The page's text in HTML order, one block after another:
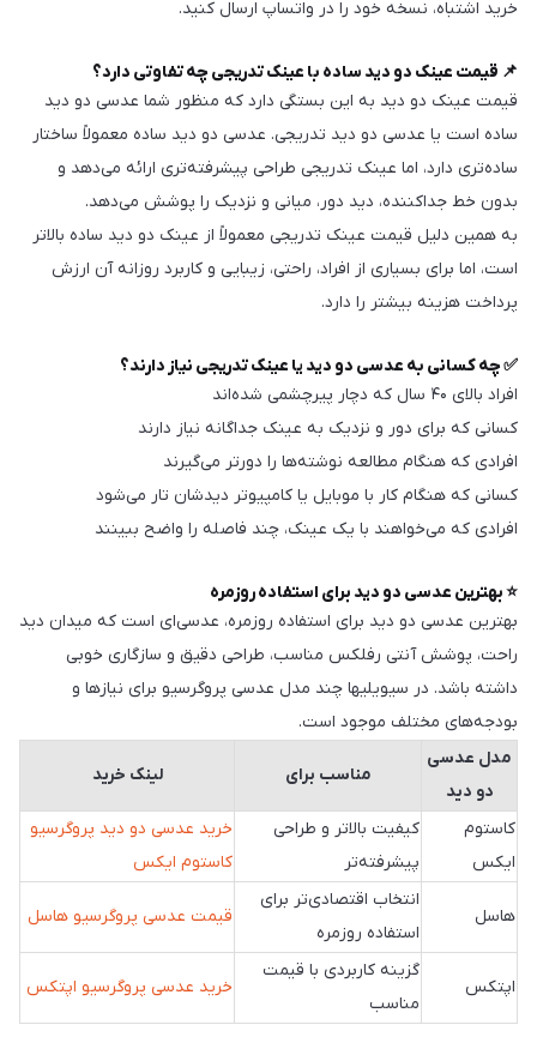
خرید اشتباه، نسخه خود را در واتساپ ارسال کنید.
📌 قیمت عینک دو دید ساده با عینک تدریجی چه تفاوتی دارد؟
قیمت عینک دو دید به این بستگی دارد که منظور شما عدسی دو دید
ساده است یا عدسی دو دید تدریجی. عدسی دو دید ساده معمولاً ساختار
ساده‌تری دارد، اما عینک تدریجی طراحی پیشرفته‌تری ارائه می‌دهد و
بدون خط جداکننده، دید دور، میانی و نزدیک را پوشش می‌دهد.
به همین دلیل قیمت عینک تدریجی معمولاً از عینک دو دید ساده بالاتر
است، اما برای بسیاری از افراد، راحتی، زیبایی و کاربرد روزانه آن ارزش
پرداخت هزینه بیشتر را دارد.
✅ چه کسانی به عدسی دو دید یا عینک تدریجی نیاز دارند؟
افراد بالای ۴۰ سال که دچار پیرچشمی شده‌اند
کسانی که برای دور و نزدیک به عینک جداگانه نیاز دارند
افرادی که هنگام مطالعه نوشته‌ها را دورتر می‌گیرند
کسانی که هنگام کار با موبایل یا کامپیوتر دیدشان تار می‌شود
افرادی که می‌خواهند با یک عینک، چند فاصله را واضح ببینند
⭐ بهترین عدسی دو دید برای استفاده روزمره
بهترین عدسی دو دید برای استفاده روزمره، عدسی‌ای است که میدان دید
راحت، پوشش آنتی رفلکس مناسب، طراحی دقیق و سازگاری خوبی
داشته باشد. در سیویلیها چند مدل عدسی پروگرسیو برای نیازها و
بودجه‌های مختلف موجود است.
مدل عدسی
دو دید
مناسب برای لینک خرید
کاستوم
ایکس
کیفیت بالاتر و طراحی
پیشرفته‌تر
خرید عدسی دو دید پروگرسیو
کاستوم ایکس
هاسل
انتخاب اقتصادی‌تر برای
استفاده روزمره
قیمت عدسی پروگرسیو هاسل
اپتکس
گزینه کاربردی با قیمت
مناسب
خرید عدسی پروگرسیو اپتکس